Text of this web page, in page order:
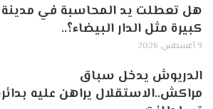
هل تعطلت يد المحاسبة في مدينة
كبيرة مثل الدار البيضاء؟..
9 أغسطس, 2026
الدريوش يدخل سباق
مراكش..الاستقلال يراهن عليه